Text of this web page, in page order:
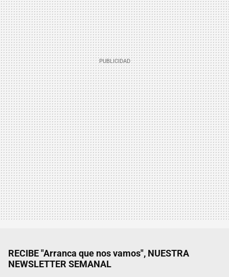
RECIBE "Arranca que nos vamos", NUESTRA
NEWSLETTER SEMANAL